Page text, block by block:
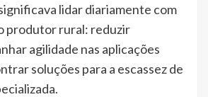
lidar diariamente com
produtor rural: reduzir
agilidade nas aplicações
soluções para a escassez de